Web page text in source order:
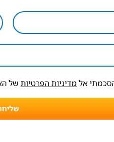
אל מדיניות הפרטיות של